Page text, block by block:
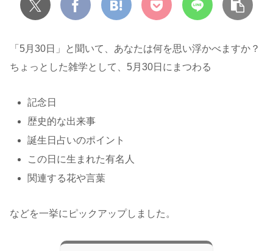
「5月30日」と聞いて、あなたは何を思い浮かべますか？
ちょっとした雑学として、5月30日にまつわる
記念日
歴史的な出来事
誕生日占いのポイント
この日に生まれた有名人
関連する花や言葉
などを一挙にピックアップしました。